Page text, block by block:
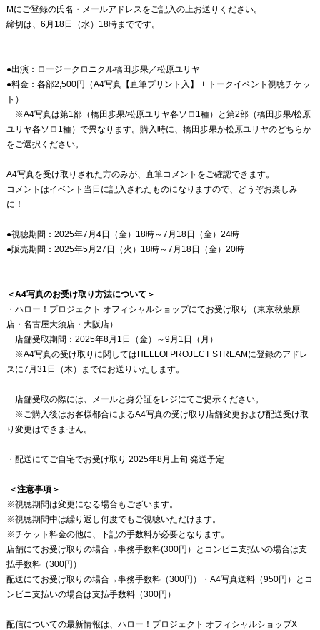
Mにご登録の氏名・メールアドレスをご記入の上お送りください。
締切は、6月18日（水）18時までです。
●出演：ロージークロニクル橋田歩果／松原ユリヤ
●料金：各部2,500円（A4写真【直筆プリント入】 + トークイベント視聴チケッ
ト）
※A4写真は第1部（橋田歩果/松原ユリヤ各ソロ1種）と第2部（橋田歩果/松原
ユリヤ各ソロ1種）で異なります。購入時に、橋田歩果か松原ユリヤのどちらか
をご選択ください。
A4写真を受け取りされた方のみが、直筆コメントをご確認できます。
コメントはイベント当日に記入されたものになりますので、どうぞお楽しみ
に！
●視聴期間：2025年7月4日（金）18時～7月18日（金）24時
●販売期間：2025年5月27日（火）18時～7月18日（金）20時
＜A4写真のお受け取り方法について＞
・ハロー！プロジェクト オフィシャルショップにてお受け取り（東京秋葉原
店・名古屋大須店・大阪店）
店舗受取期間：2025年8月1日（金）～9月1日（月）
※A4写真の受け取りに関してはHELLO! PROJECT STREAMに登録のアドレ
スに7月31日（木）までにお送りいたします。
店舗受取の際には、メールと身分証をレジにてご提示ください。
※ご購入後はお客様都合によるA4写真の受け取り店舗変更および配送受け取
り変更はできません。
・配送にてご自宅でお受け取り 2025年8月上旬 発送予定
＜注意事項＞
※視聴期間は変更になる場合もございます。
※視聴期間中は繰り返し何度でもご視聴いただけます。
※チケット料金の他に、下記の手数料が必要となります。
店舗にてお受け取りの場合→事務手数料(300円）とコンビニ支払いの場合は支
払手数料（300円）
配送にてお受け取りの場合→事務手数料（300円）・A4写真送料（950円）とコ
ンビニ支払いの場合は支払手数料（300円）
配信についての最新情報は、ハロー！プロジェクト オフィシャルショップX